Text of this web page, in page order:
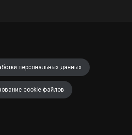
персональных данных
cookie файлов